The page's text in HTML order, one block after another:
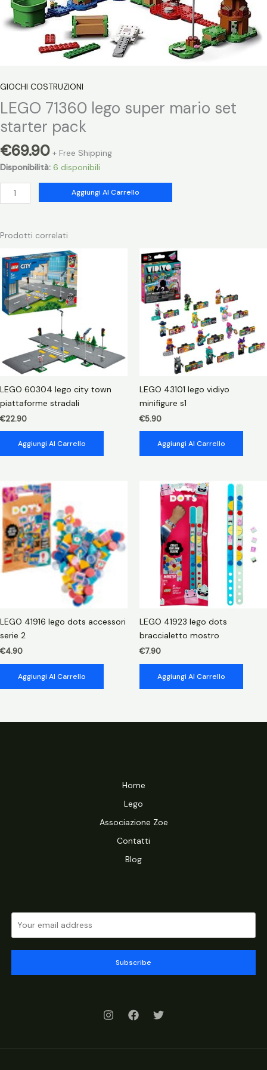
GIOCHI COSTRUZIONI
LEGO 71360 lego super mario set
starter pack
€69.90 + Free Shipping
Disponibilità: 6 disponibili
LEGO
71360
super
set
starter
pack
quantità
Aggiungi Al Carrello
Prodotti correlati
LEGO 60304 lego city town
piattaforme stradali
€22.90
Aggiungi Al Carrello
LEGO 43101 lego vidiyo
minifigure s1
€5.90
Aggiungi Al Carrello
LEGO 41916 lego dots accessori
serie 2
€4.90
Aggiungi Al Carrello
LEGO 41923 lego dots
braccialetto mostro
€7.90
Aggiungi Al Carrello
Home
Lego
Associazione Zoe
Contatti
Blog
Subscribe